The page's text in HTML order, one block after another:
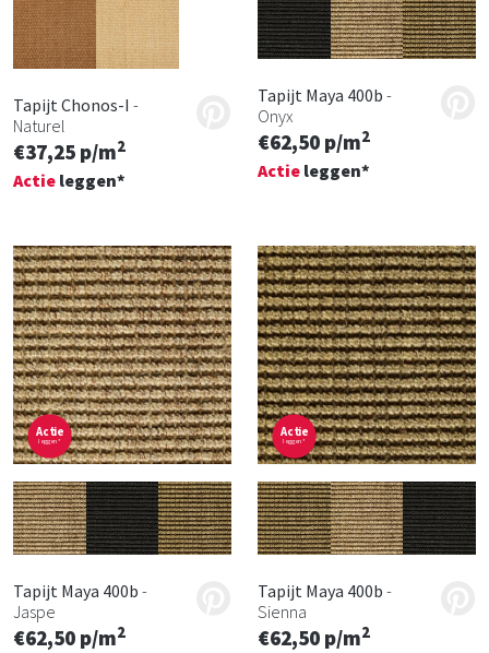
Tapijt Chonos-I -
Naturel
€37,25 p/m2
Actie leggen*
Tapijt Maya 400b -
Onyx
€62,50 p/m2
Actie leggen*
Actie
leggen*
Tapijt Maya 400b -
Jaspe
€62,50 p/m2
Actie
leggen*
Tapijt Maya 400b -
Sienna
€62,50 p/m2